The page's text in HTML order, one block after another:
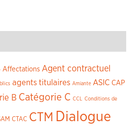
Affectations Agent contractuel
agents titulaires Amiante ASIC CAP
B Catégorie C CCL Conditions de
CTAC CTM Dialogue